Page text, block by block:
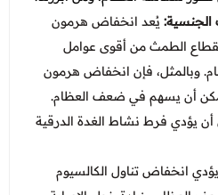
يُعد انخفاض هرمون
الطمث من أقوى عوامل
وبالمثل، فإن انخفاض هرمون
أن يسهم في ضعف العظام.
يؤدي فرط نشاط الغدة الدرقية
انخفاض تناول الكالسيوم